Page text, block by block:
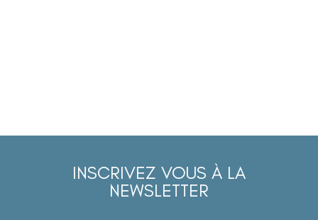
INSCRIVEZ VOUS À LA
NEWSLETTER